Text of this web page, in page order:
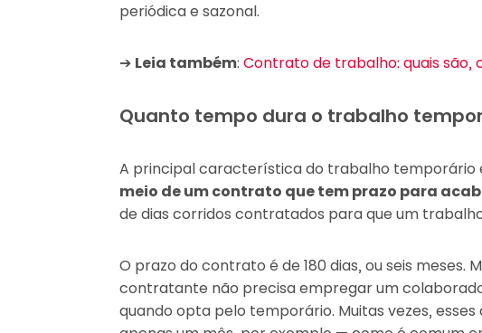
periódica e sazonal.
➔ Leia também: Contrato de trabalho: quais são,
Quanto tempo dura o trabalho
A principal característica do trabalho temporário
meio de um contrato que tem prazo para
de dias corridos contratados para que um
O prazo do contrato é de 180 dias, ou seis meses.
contratante não precisa empregar um
quando opta pelo temporário. Muitas vezes,